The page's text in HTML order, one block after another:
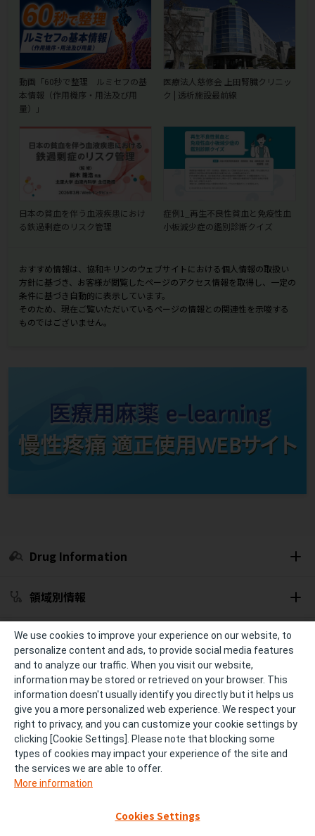
動画「60秒で整理 ルミセフの基
本情報（作用機序・用法及び用
量）」
医療法人慈修会 上田腎臓クリニッ
ク | 透析施設最前線
日本の貧血を伴う血液疾患におけ
る鉄過剰症のリスク管理
症例1_再生不良性貧血と免疫性血
小板減少症の鑑別診断クイズ
おすすめ情報は、協和キリンのウェブサイトにおける個人情報の取扱い
方針に基づき、お客様が閲覧したページのアクセス情報を取得し、一定の
条件に基づき自動的に表示しています。
そのため、現在ご覧いただいているページの情報との関連性を示唆する
ものではございません。
Drug Information
領域別情報
セミナー開催予定
冊子・資材
診療サポート
個人情報の取り扱い ご利用条件およびご利用環境
We use cookies to improve your experience on our website, to
personalize content and ads, to provide social media features
and to analyze our traffic. When you visit our website,
information may be stored or retrieved on your browser. This
information doesn't usually identify you directly but it helps us
give you a more personalized web experience. We respect your
right to privacy, and you can customize your cookie settings by
clicking [Cookie Settings]. Please note that blocking some
types of cookies may impact your experience of the site and
the services we are able to offer.
More information
Cookies Settings